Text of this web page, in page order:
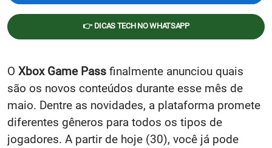
👉 DICAS TECH NO WHATSAPP
O Xbox Game Pass finalmente anunciou quais
são os novos conteúdos durante esse mês de
maio. Dentre as novidades, a plataforma promete
diferentes gêneros para todos os tipos de
jogadores. A partir de hoje (30), você já pode